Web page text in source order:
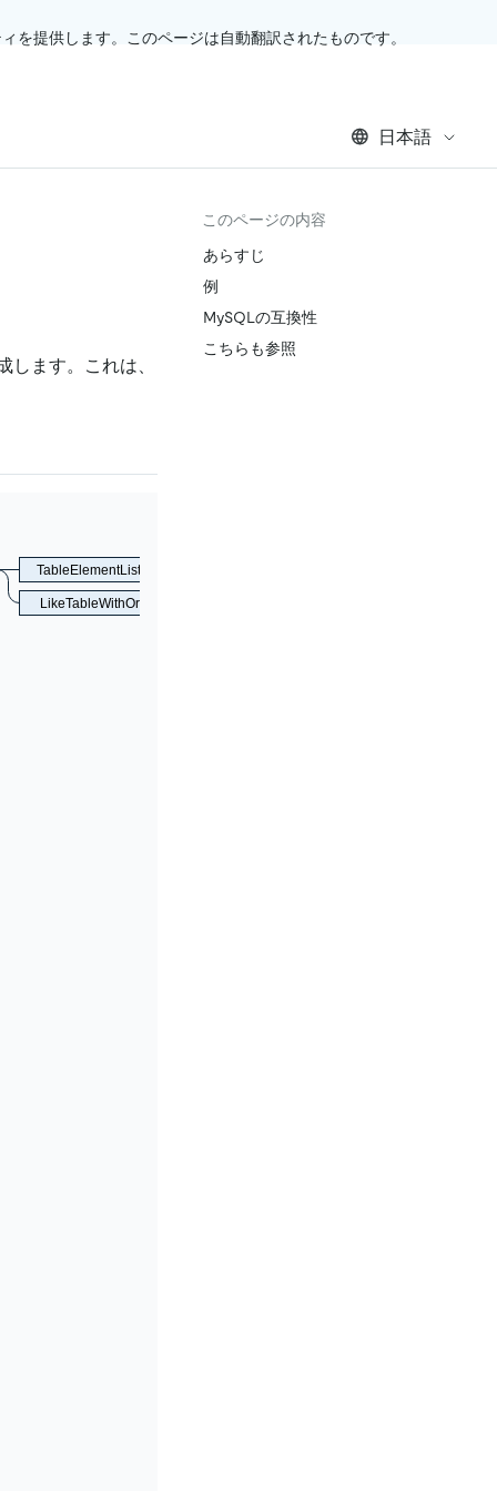
提供します。このページは自動翻訳されたものです。
日本語
ます。これは、
TableElementListOpt
LikeTableWithOrWithoutParen
このページの内容
あらすじ
例
MySQLの互換性
こちらも参照